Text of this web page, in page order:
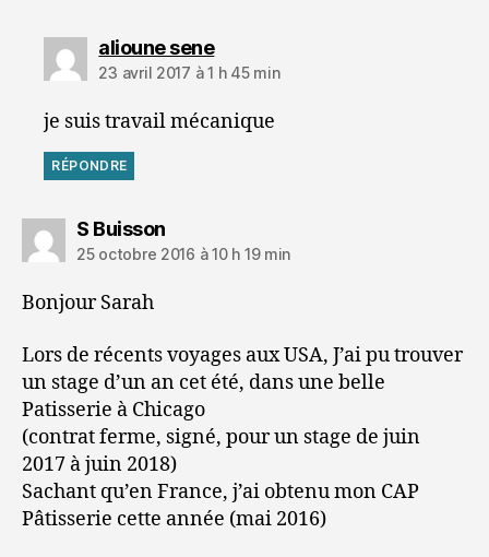
alioune senedit :
23 avril 2017 à 1 h 45 min
je suis travail mécanique
RÉPONDRE
S Buissondit :
25 octobre 2016 à 10 h 19 min
Bonjour Sarah
Lors de récents voyages aux USA, J’ai pu trouver
un stage d’un an cet été, dans une belle
Patisserie à Chicago
(contrat ferme, signé, pour un stage de juin
2017 à juin 2018)
Sachant qu’en France, j’ai obtenu mon CAP
Pâtisserie cette année (mai 2016)